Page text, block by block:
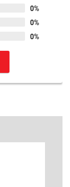
0%
0%
0%